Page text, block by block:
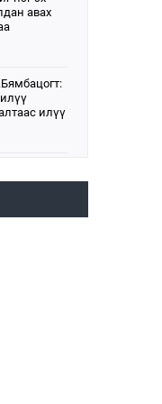
авах
илүү